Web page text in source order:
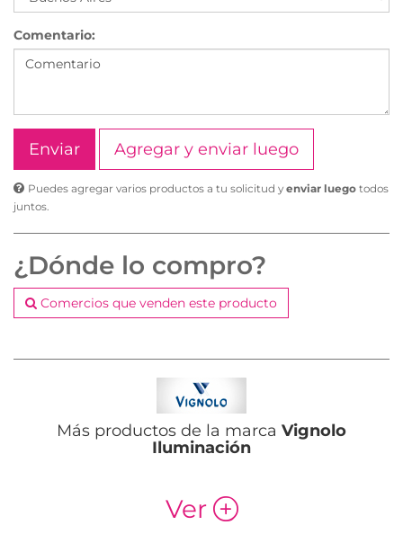
Comentario:
Agregar y enviar luego
Puedes agregar varios productos a tu solicitud y enviar luego todos
juntos.
¿Dónde lo compro?
Comercios que venden este producto
Más productos de la marca Vignolo
Iluminación
Ver p